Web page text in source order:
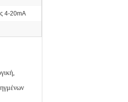
4-20mA